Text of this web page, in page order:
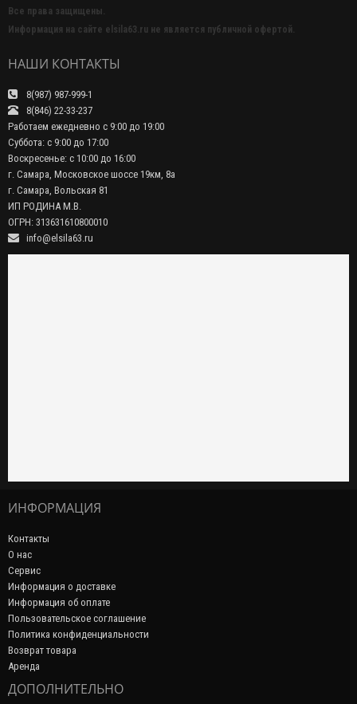
Все права защищены.
Информация на сайте elsila63.ru не является публичной офертой.
НАШИ КОНТАКТЫ
8(987) 987-999-1
8(846) 22-33-237
Работаем ежедневно с 9:00 до 19:00
Суббота: с 9:00 до 17:00
Воскресенье: с 10:00 до 16:00
г. Самара, Московское шоссе 19км, 8а
г. Самара, Вольская 81
ИП РОДИНА М.В.
ОГРН: 313631610800010
info@elsila63.ru
ИНФОРМАЦИЯ
Контакты
О нас
Сервис
Информация о доставке
Информация об оплате
Пользовательское соглашение
Политика конфиденциальности
Возврат товара
Аренда
ДОПОЛНИТЕЛЬНО